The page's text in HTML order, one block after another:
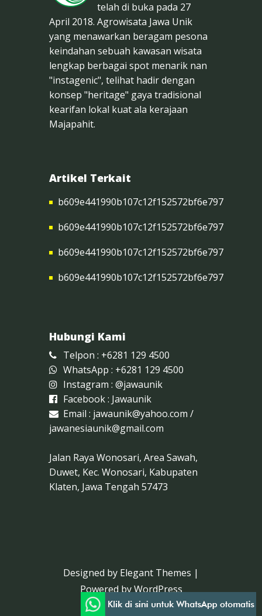
telah di buka pada 27
April 2018. Agrowisata Jawa Unik
yang menawarkan beragam pesona
keindahan sebuah kawasan wisata
lengkap berbagai spot menarik nan
"instagenic", telihat hadir dengan
konsep "heritage" gaya tradisional
kearifan lokal kuat ala kerajaan
Majapahit.
Artikel Terkait
b609e441990b107c12f152572bf6e797
b609e441990b107c12f152572bf6e797
b609e441990b107c12f152572bf6e797
b609e441990b107c12f152572bf6e797
Hubungi Kami
Telpon : +6281 129 4500
WhatsApp : +6281 129 4500
Instagram : @jawaunik
Facebook : Jawaunik
Email : jawaunik@yahoo.com /
jawanesiaunik@gmail.com
Jalan Raya Wonosari, Area Sawah,
Duwet, Kec. Wonosari, Kabupaten
Klaten, Jawa Tengah 57473
Designed by Elegant Themes |
Powered byWordPress